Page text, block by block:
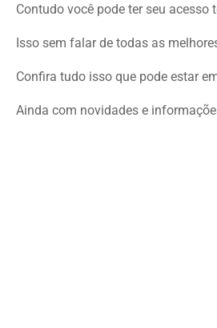
Contudo você pode ter seu
Isso sem falar de todas as
Confira tudo isso que pode estar
Ainda com novidades e